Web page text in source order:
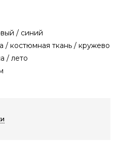
/ синий
/ костюмная ткань / кружево
/ лето